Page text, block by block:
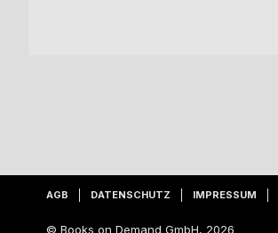
AGB DATENSCHUTZ IMPRESSUM
© Books on Demand GmbH, 2026